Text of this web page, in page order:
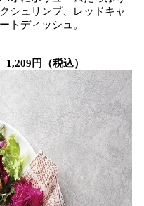
シュリンプ、レッドキャ
トディッシュ。
1,209円（税込）